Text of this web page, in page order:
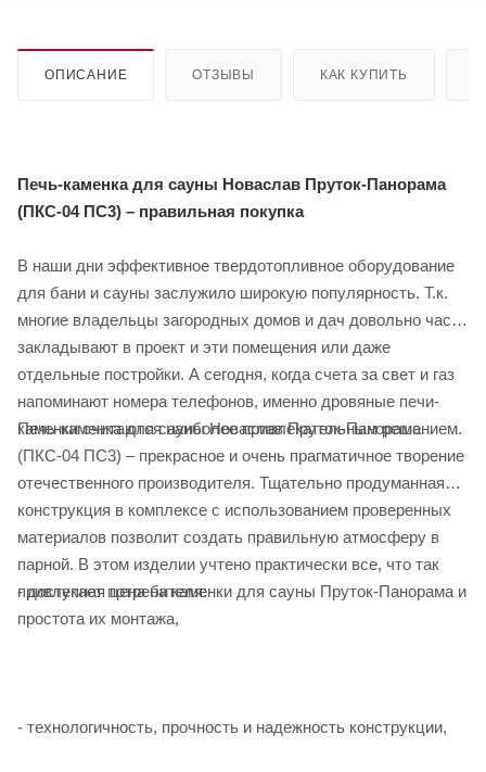
ОПИСАНИЕ ОТЗЫВЫ КАК КУПИТЬ
Печь-каменка для сауны Новаслав Пруток-Панорама
(ПКС-04 ПС3) – правильная покупка
В наши дни эффективное твердотопливное оборудование
для бани и сауны заслужило широкую популярность. Т.к.
многие владельцы загородных домов и дач довольно часто
закладывают в проект и эти помещения или даже
отдельные постройки. А сегодня, когда счета за свет и газ
напоминают номера телефонов, именно дровяные печи-
каменки считаются наиболее привлекательным решением.
Печь-каменка для сауны Новаслав Пруток-Панорама
(ПКС-04 ПС3) – прекрасное и очень прагматичное творение
отечественного производителя. Тщательно продуманная
конструкция в комплексе с использованием проверенных
материалов позволит создать правильную атмосферу в
парной. В этом изделии учтено практически все, что так
привлекает потребителя:
- доступная цена на каменки для сауны Пруток-Панорама и
простота их монтажа,
- технологичность, прочность и надежность конструкции,